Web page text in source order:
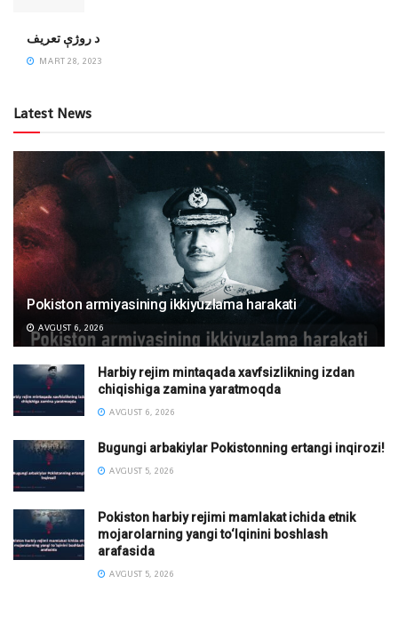
‌د روژې تعریف
MART 28, 2023
Latest News
Pokiston armiyasining ikkiyuzlama harakati
AVGUST 6, 2026
Harbiy rejim mintaqada xavfsizlikning izdan
chiqishiga zamina yaratmoqda
AVGUST 6, 2026
Bugungi arbakiylar Pokistonning ertangi inqirozi!
AVGUST 5, 2026
Pokiston harbiy rejimi mamlakat ichida etnik
mojarolarning yangi to‘lqinini boshlash
arafasida
AVGUST 5, 2026